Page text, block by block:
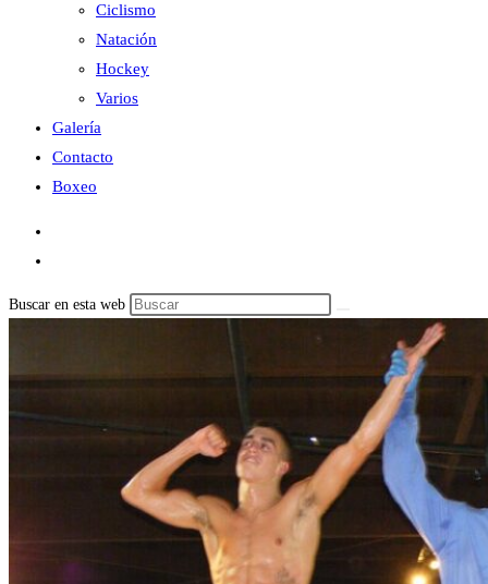
Ciclismo
Natación
Hockey
Varios
Galería
Contacto
Boxeo
Buscar en esta web